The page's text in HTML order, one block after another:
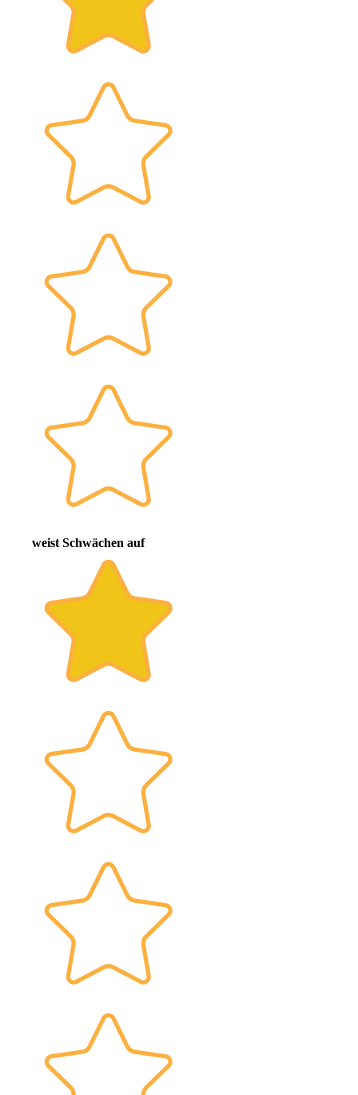
weist Schwächen auf